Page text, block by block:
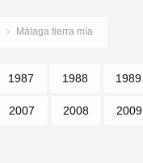
Málaga tierra mía
1987 1988 1989
2007 2008 2009